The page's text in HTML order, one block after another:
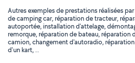
Autres exemples de prestations réalisées
de camping car, réparation de tracteur,
autoportée, installation d'attelage,
remorque, réparation de bateau, réparation
camion, changement d'autoradio,
d'un kart, ..